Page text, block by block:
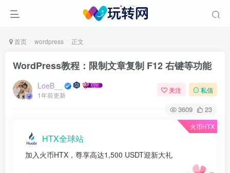
首页 wordpress 正文
WordPress教程：限制文章复制 F12 右键等功能
LoeB__
1年前更新
关注 私信
3609 23
火币HTX
HTX全球站
加入火币HTX，尊享高达1,500 USDT迎新大礼